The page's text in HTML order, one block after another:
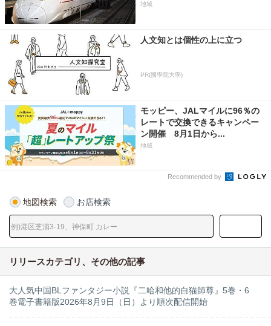
地域
人文知とは個性の上に立つ
PR(國學院大學)
モッピー、JALマイルに96％の
レートで交換できるキャンペー
ン開催 8月1日から...
地域
Recommended by
地図検索 お店検索
リリースカテゴリ、その他の記事
大人気中国BLファンタジー小説『二哈和他的白猫師尊』5巻・6
巻電子書籍版2026年8月9日（日）より順次配信開始